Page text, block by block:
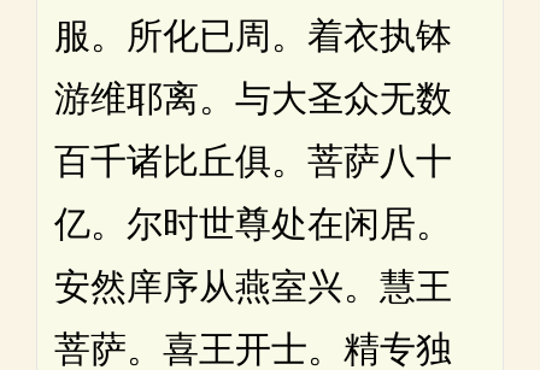
服。所化已周。着衣执钵
游维耶离。与大圣众无数
百千诸比丘俱。菩萨八十
亿。尔时世尊处在闲居。
安然庠序从燕室兴。慧王
菩萨。喜王开士。精专独